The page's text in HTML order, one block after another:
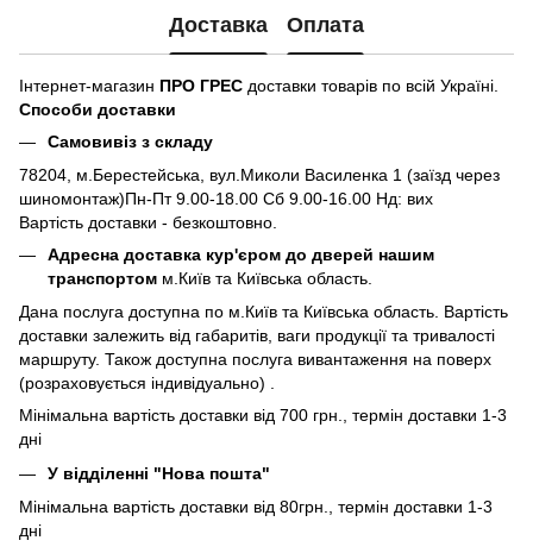
Доставка Оплата
Інтернет-магазин ПРО ГРЕС доставки товарів по всій Україні.
Способи доставки
Самовивіз з складу
78204, м.Берестейська, вул.Миколи Василенка 1 (заїзд через
шиномонтаж)Пн-Пт 9.00-18.00 Сб 9.00-16.00 Нд: вих
Вартість доставки - безкоштовно.
Адресна доставка кур'єром до дверей нашим
транспортом м.Київ та Київська область.
Дана послуга доступна по м.Київ та Київська область. Вартість
доставки залежить від габаритів, ваги продукції та тривалості
маршруту. Також доступна послуга вивантаження на поверх
(розраховується індивідуально) .
Мінімальна вартість доставки від 700 грн., термін доставки 1-3
дні
У відділенні "Нова пошта"
Мінімальна вартість доставки від 80грн., термін доставки 1-3
дні